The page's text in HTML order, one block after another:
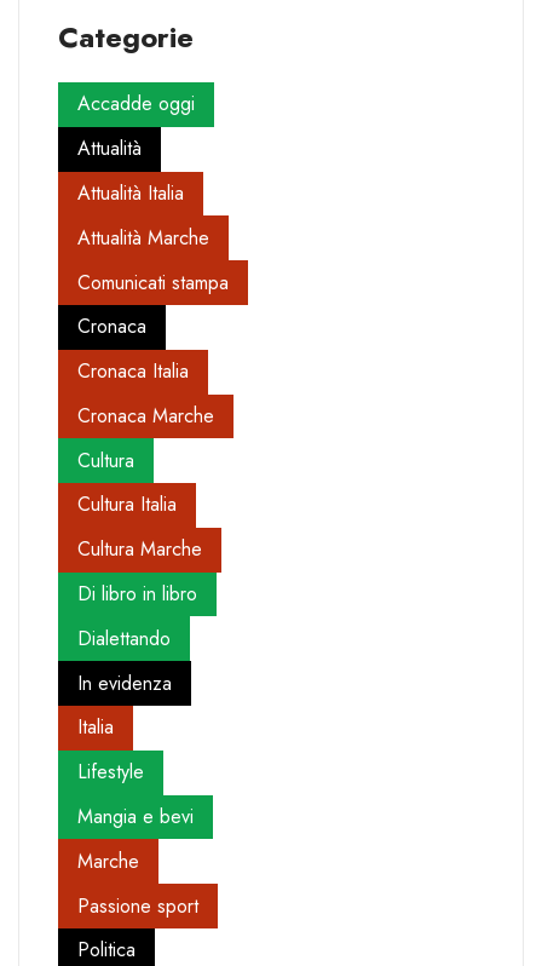
Categorie
Accadde oggi
Attualità
Attualità Italia
Attualità Marche
Comunicati stampa
Cronaca
Cronaca Italia
Cronaca Marche
Cultura
Cultura Italia
Cultura Marche
Di libro in libro
Dialettando
In evidenza
Italia
Lifestyle
Mangia e bevi
Marche
Passione sport
Politica